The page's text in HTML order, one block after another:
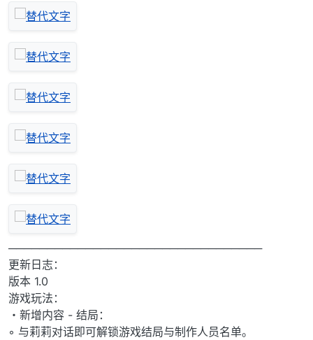
─────────────────────────────────
更新日志：
版本 1.0
游戏玩法：
・新增内容 - 结局：
◦ 与莉莉对话即可解锁游戏结局与制作人员名单。